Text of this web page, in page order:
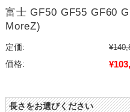
富士 GF50 GF55 GF60
MoreZ)
定価:
価格:
長さをお選びください